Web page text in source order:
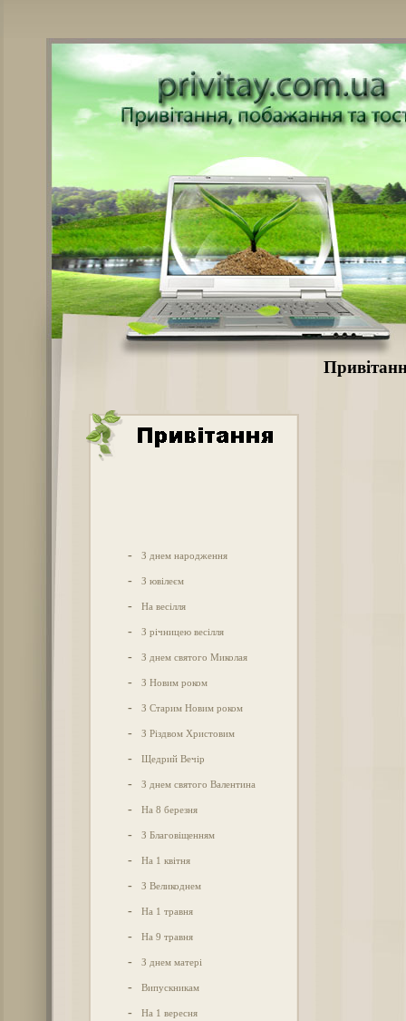
- З днем народження
- З ювілеєм
- На весілля
- З річницею весілля
- З днем святого Миколая
- З Новим роком
- З Старим Новим роком
- З Різдвом Христовим
- Щедрий Вечір
- З днем святого Валентина
- На 8 березня
- З Благовіщенням
- На 1 квітня
- З Великоднем
- На 1 травня
- На 9 травня
- З днем матері
- Випускникам
- На 1 вересня